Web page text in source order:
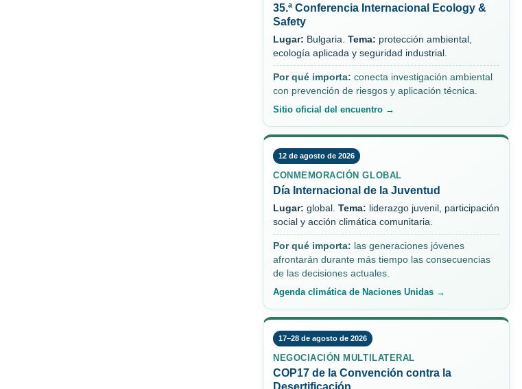
35.ª Conferencia Internacional Ecology &
Safety
Lugar: Bulgaria. Tema: protección ambiental,
ecología aplicada y seguridad industrial.
Por qué importa: conecta investigación ambiental
con prevención de riesgos y aplicación técnica.
Sitio oficial del encuentro →
12 de agosto de 2026
CONMEMORACIÓN GLOBAL
Día Internacional de la Juventud
Lugar: global. Tema: liderazgo juvenil, participación
social y acción climática comunitaria.
Por qué importa: las generaciones jóvenes
afrontarán durante más tiempo las consecuencias
de las decisiones actuales.
Agenda climática de Naciones Unidas →
17–28 de agosto de 2026
NEGOCIACIÓN MULTILATERAL
COP17 de la Convención contra la